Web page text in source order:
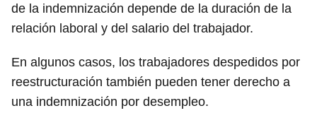
de la indemnización depende de la duración de la
relación laboral y del salario del trabajador.
En algunos casos, los trabajadores despedidos por
reestructuración también pueden tener derecho a
una indemnización por desempleo.